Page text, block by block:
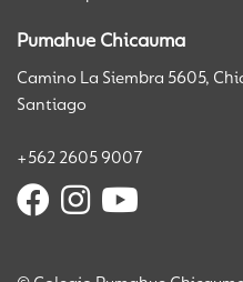
Pumahue Chicauma
Camino La Siembra 5605,
Santiago
+562 2605 9007